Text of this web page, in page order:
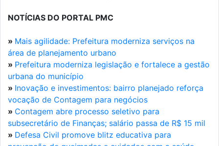
NOTÍCIAS DO PORTAL PMC
» Mais agilidade: Prefeitura moderniza serviços na
área de planejamento urbano
» Prefeitura moderniza legislação e fortalece a gestão
urbana do município
» Inovação e investimentos: bairro planejado reforça
vocação de Contagem para negócios
» Contagem abre processo seletivo para
subsecretário de Finanças; salário passa de R$ 15 mil
» Defesa Civil promove blitz educativa para